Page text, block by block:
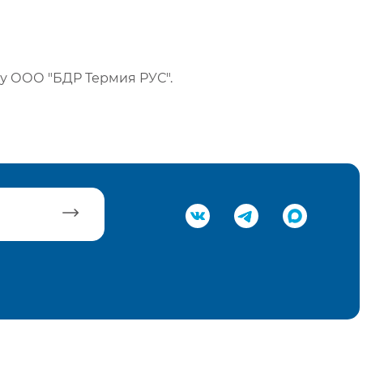
ООО "БДР Термия РУС".